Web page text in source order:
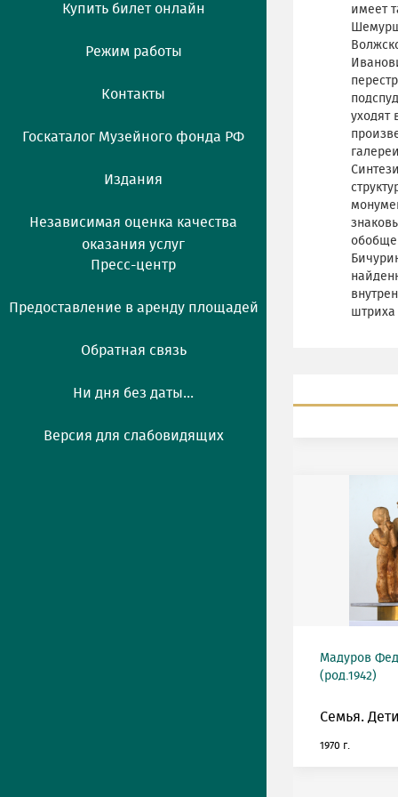
Купить билет онлайн
Режим работы
Контакты
Госкаталог Музейного фонда РФ
Издания
Независимая оценка качества
оказания услуг
Пресс-центр
Предоставление в аренду площадей
Обратная связь
Ни дня без даты...
Версия для слабовидящих
имеет
уходят
штриха
Мадуров
(род.1942)
Семья.
1970 г.